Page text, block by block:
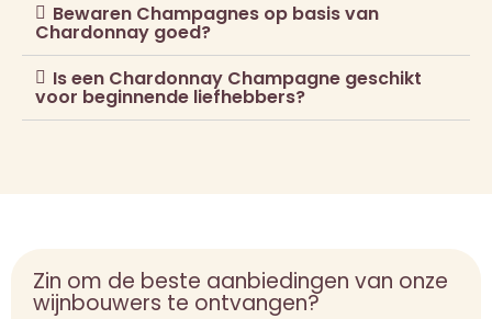
Bewaren Champagnes op basis van
Chardonnay goed?
Is een Chardonnay Champagne geschikt
voor beginnende liefhebbers?
Zin om de beste aanbiedingen van onze
wijnbouwers te ontvangen?